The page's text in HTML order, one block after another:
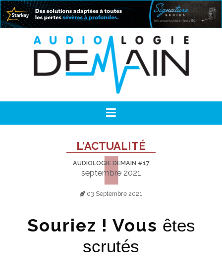
L'ACTUALITÉ
AUDIOLOGIE DEMAIN #17
septembre 2021
03 Septembre 2021
Souriez ! Vous êtes
scrutés